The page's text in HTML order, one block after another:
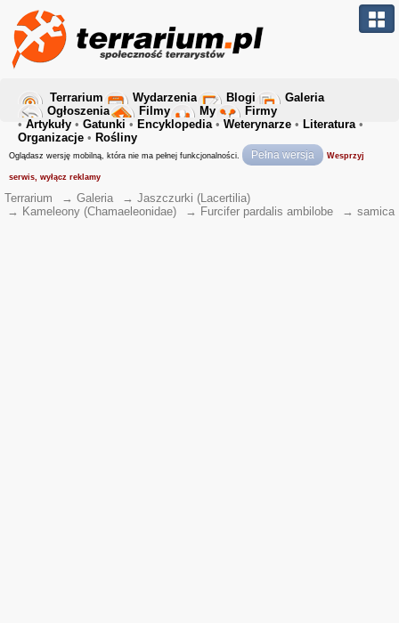
Terrarium Wydarzenia Blogi
Galeria
Ogłoszenia
Filmy My
Firmy
• Artykuły • Gatunki • Encyklopedia• Weterynarze • Literatura•
Organizacje • Rośliny
Oglądasz wersję mobilną, która nie ma pełnej funkcjonalności. Pełna wersja Wesprzyj
serwis, wyłącz reklamy
Terrarium → Galeria → Jaszczurki (Lacertilia)
→ Kameleony (Chamaeleonidae) → Furcifer pardalis ambilobe → samica